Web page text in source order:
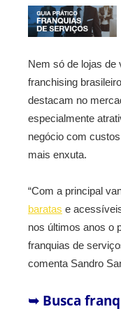
Nem só de lojas de
franchising
destacam no
especialmente
negócio com
mais enxuta.
“Com a principal
baratas e
nos últimos anos o
franquias de
comenta Sandro
➥ Busca